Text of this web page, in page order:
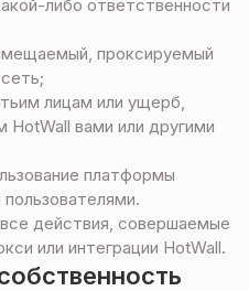
либо ответственности
проксируемый
лицам или ущерб,
HotWall вами или другими
платформы
действия, совершаемые
или интеграции HotWall.